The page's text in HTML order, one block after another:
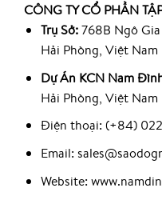
CÔNG TY CỔ PHẦN
Trụ Sở:768B Ngô Gia
Hải Phòng, Việt Nam
Dự Án KCN Nam
Hải Phòng, Việt Nam
Điện thoại: (+84)
Email:
Website: